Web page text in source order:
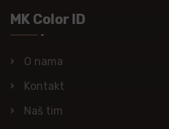
MK Color ID
O nama
Kontakt
Naš tim